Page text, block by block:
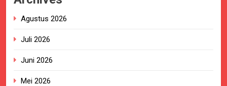
Agustus 2026
Juli 2026
Juni 2026
Mei 2026